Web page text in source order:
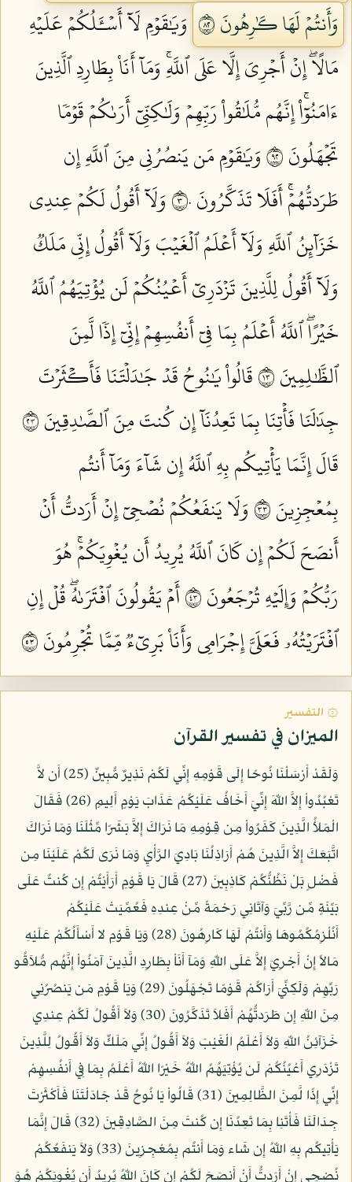
وَأَنتُمۡ لَهَا كَٰرِهُونَ ٢٨
وَيَٰقَوۡمِ لَآ أَسۡـَٔلُكُمۡ عَلَيۡهِ
مَالًاۖ إِنۡ أَجۡرِيَ إِلَّا عَلَى ٱللَّهِۚ وَمَآ أَنَا۠ بِطَارِدِ ٱلَّذِينَ
ءَامَنُوٓاْۚ إِنَّهُم مُّلَٰقُواْ رَبِّهِمۡ وَلَٰكِنِّيٓ أَرَىٰكُمۡ قَوۡمٗا
تَجۡهَلُونَ ٢٩
وَيَٰقَوۡمِ مَن يَنصُرُنِي مِنَ ٱللَّهِ إِن
طَرَدتُّهُمۡۚ أَفَلَا تَذَكَّرُونَ ٣٠
وَلَآ أَقُولُ لَكُمۡ عِندِي
خَزَآئِنُ ٱللَّهِ وَلَآ أَعۡلَمُ ٱلۡغَيۡبَ وَلَآ أَقُولُ إِنِّي مَلَكٞ
وَلَآ أَقُولُ لِلَّذِينَ تَزۡدَرِيٓ أَعۡيُنُكُمۡ لَن يُؤۡتِيَهُمُ ٱللَّهُ
خَيۡرًاۖ ٱللَّهُ أَعۡلَمُ بِمَا فِيٓ أَنفُسِهِمۡ إِنِّيٓ إِذٗا لَّمِنَ
ٱلظَّٰلِمِينَ ٣١
قَالُواْ يَٰنُوحُ قَدۡ جَٰدَلۡتَنَا فَأَكۡثَرۡتَ
جِدَٰلَنَا فَأۡتِنَا بِمَا تَعِدُنَآ إِن كُنتَ مِنَ ٱلصَّٰدِقِينَ ٣٢
قَالَ إِنَّمَا يَأۡتِيكُم بِهِ ٱللَّهُ إِن شَآءَ وَمَآ أَنتُم
بِمُعۡجِزِينَ ٣٣
وَلَا يَنفَعُكُمۡ نُصۡحِيٓ إِنۡ أَرَدتُّ أَنۡ
أَنصَحَ لَكُمۡ إِن كَانَ ٱللَّهُ يُرِيدُ أَن يُغۡوِيَكُمۡۚ هُوَ
رَبُّكُمۡ وَإِلَيۡهِ تُرۡجَعُونَ ٣٤
أَمۡ يَقُولُونَ ٱفۡتَرَىٰهُۖ قُلۡ إِنِ
ٱفۡتَرَيۡتُهُۥ فَعَلَيَّ إِجۡرَامِي وَأَنَا۠ بَرِيٓءٞ مِّمَّا تُجۡرِمُونَ ٣٥
۞ التفسير
الميزان في تفسير القرآن
وَلَقَدْ أَرْسَلْنَا نُوحًا إِلَى قَوْمِهِ إِنِّي لَكُمْ نَذِيرٌ مُّبِينٌ (25) أَن لاَّ
تَعْبُدُواْ إِلاَّ اللّهَ إِنِّيَ أَخَافُ عَلَيْكُمْ عَذَابَ يَوْمٍ أَلِيمٍ (26) فَقَالَ
الْمَلأُ الَّذِينَ كَفَرُواْ مِن قِوْمِهِ مَا نَرَاكَ إِلاَّ بَشَرًا مِّثْلَنَا وَمَا نَرَاكَ
اتَّبَعَكَ إِلاَّ الَّذِينَ هُمْ أَرَاذِلُنَا بَادِيَ الرَّأْيِ وَمَا نَرَى لَكُمْ عَلَيْنَا مِن
فَضْلٍ بَلْ نَظُنُّكُمْ كَاذِبِينَ (27) قَالَ يَا قَوْمِ أَرَأَيْتُمْ إِن كُنتُ عَلَى
بَيِّنَةٍ مِّن رَّبِّيَ وَآتَانِي رَحْمَةً مِّنْ عِندِهِ فَعُمِّيَتْ عَلَيْكُمْ
أَنُلْزِمُكُمُوهَا وَأَنتُمْ لَهَا كَارِهُونَ (28) وَيَا قَوْمِ لا أَسْأَلُكُمْ عَلَيْهِ
مَالاً إِنْ أَجْرِيَ إِلاَّ عَلَى اللّهِ وَمَآ أَنَاْ بِطَارِدِ الَّذِينَ آمَنُواْ إِنَّهُم مُّلاَقُو
رَبِّهِمْ وَلَكِنِّيَ أَرَاكُمْ قَوْمًا تَجْهَلُونَ (29) وَيَا قَوْمِ مَن يَنصُرُنِي
مِنَ اللّهِ إِن طَرَدتُّهُمْ أَفَلاَ تَذَكَّرُونَ (30) وَلاَ أَقُولُ لَكُمْ عِندِي
خَزَآئِنُ اللّهِ وَلاَ أَعْلَمُ الْغَيْبَ وَلاَ أَقُولُ إِنِّي مَلَكٌ وَلاَ أَقُولُ لِلَّذِينَ
تَزْدَرِي أَعْيُنُكُمْ لَن يُؤْتِيَهُمُ اللّهُ خَيْرًا اللّهُ أَعْلَمُ بِمَا فِي أَنفُسِهِمْ
إِنِّي إِذًا لَّمِنَ الظَّالِمِينَ (31) قَالُواْ يَا نُوحُ قَدْ جَادَلْتَنَا فَأَكْثَرْتَ
جِدَالَنَا فَأْتَنِا بِمَا تَعِدُنَا إِن كُنتَ مِنَ الصَّادِقِينَ (32) قَالَ إِنَّمَا
يَأْتِيكُم بِهِ اللّهُ إِن شَاء وَمَا أَنتُم بِمُعْجِزِينَ (33) وَلاَ يَنفَعُكُمْ
نُصْحِي إِنْ أَرَدتُّ أَنْ أَنصَحَ لَكُمْ إِن كَانَ اللّهُ يُرِيدُ أَن يُغْوِيَكُمْ هُوَ